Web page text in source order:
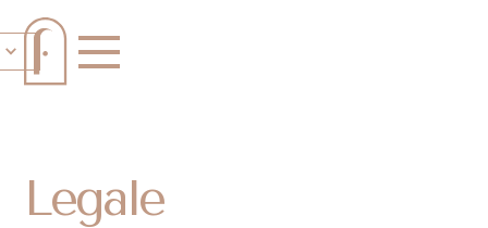
Legale